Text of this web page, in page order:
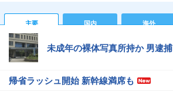
主要 国内 海外
未成年の裸体写真所持か 男逮捕
帰省ラッシュ開始 新幹線満席も